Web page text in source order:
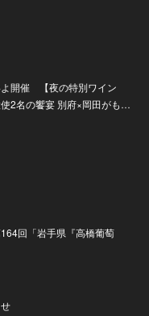
開催 【夜の特別ワイン
2名の饗宴 別府×岡田がも…
回「岩手県『高橋葡萄